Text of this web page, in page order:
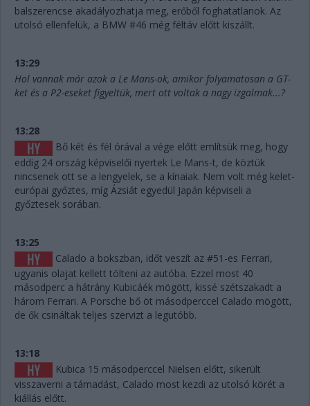
balszerencse akadályozhatja meg, erőből foghatatlanok. Az
utolsó ellenfelük, a BMW #46 még féltáv előtt kiszállt.
13:29
Hol vannak már azok a Le Mans-ok, amikor folyamatosan a GT-
ket és a P2-eseket figyeltük, mert ott voltak a nagy izgalmak...?
13:28
Bő két és fél órával a vége előtt említsük meg, hogy
eddig 24 ország képviselői nyertek Le Mans-t, de köztük
nincsenek ott se a lengyelek, se a kínaiak. Nem volt még kelet-
európai győztes, míg Ázsiát egyedül Japán képviseli a
győztesek sorában.
13:25
Calado a bokszban, időt veszít az #51-es Ferrari,
ugyanis olajat kellett tölteni az autóba. Ezzel most 40
másodperc a hátrány Kubicáék mögött, kissé szétszakadt a
három Ferrari. A Porsche bő öt másodperccel Calado mögött,
de ők csináltak teljes szervizt a legutóbb.
13:18
Kubica 15 másodperccel Nielsen előtt, sikerült
visszaverni a támadást, Calado most kezdi az utolsó körét a
kiállás előtt.